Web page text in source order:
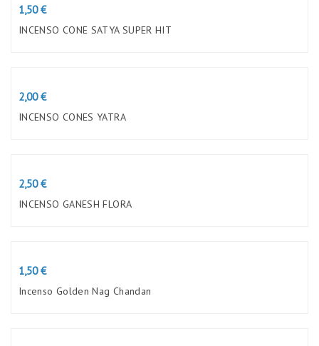
Preço
1,50 €
INCENSO CONE SATYA SUPER HIT
Preço
2,00 €
INCENSO CONES YATRA
Preço
2,50 €
INCENSO GANESH FLORA
Preço
1,50 €
Incenso Golden Nag Chandan